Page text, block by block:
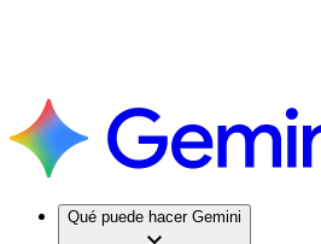
Qué puede hacer Gemini